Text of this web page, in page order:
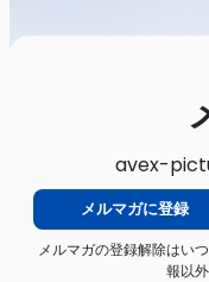
avex-
メルマガに登録
メルマガの登録解除はい
報以